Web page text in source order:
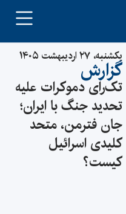
یکشنبه، ۲۷ اردیبهشت ۱۴۰۵
گزارش
تک‌رای دموکرات علیه
تحدید جنگ با ایران؛
جان فترمن، متحد
کلیدی اسرائیل
کیست؟